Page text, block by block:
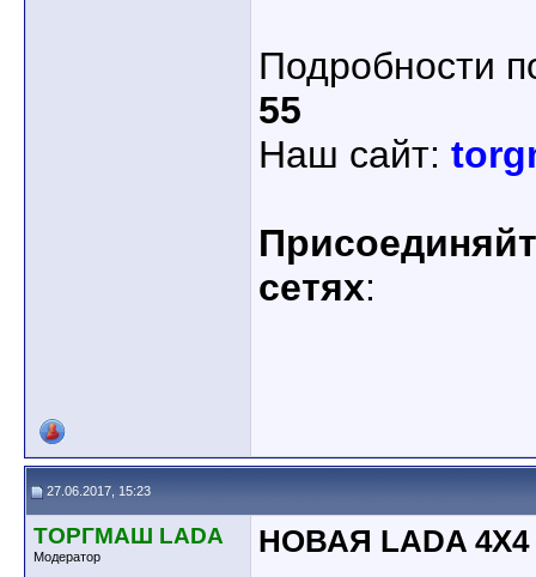
Подробности
55
Наш сайт:
сетях:
27.06.2017, 15:23
ТОРГМАШ LADA
Модератор
НОВАЯ LADA